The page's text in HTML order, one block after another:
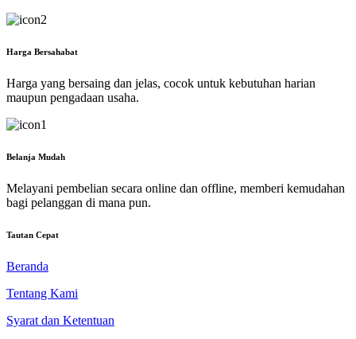
Harga Bersahabat
Harga yang bersaing dan jelas, cocok untuk kebutuhan harian
maupun pengadaan usaha.
Belanja Mudah
Melayani pembelian secara online dan offline, memberi kemudahan
bagi pelanggan di mana pun.
Tautan Cepat
Beranda
Tentang Kami
Syarat dan Ketentuan